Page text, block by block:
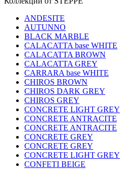
ANDESITE
AUTUNNO
BLACK MARBLE
CALACATTA base WHITE
CALACATTA BROWN
CALACATTA GREY
CARRARA base WHITE
CHIROS BROWN
CHIROS DARK GREY
CHIROS GREY
CONCRETE LIGHT GREY
CONCRETE ANTRACITE
CONCRETE ANTRACITE
CONCRETE GREY
CONCRETE GREY
CONCRETE LIGHT GREY
CONFETI BEIGE